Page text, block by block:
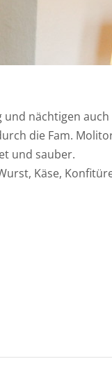
nächtigen
die Fam.
und sauber.
Käse,